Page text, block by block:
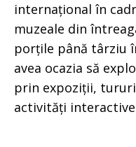
internațional în
muzeale din
porțile până târziu
avea ocazia să
prin expoziții,
activități